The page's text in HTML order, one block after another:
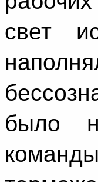
свет
было